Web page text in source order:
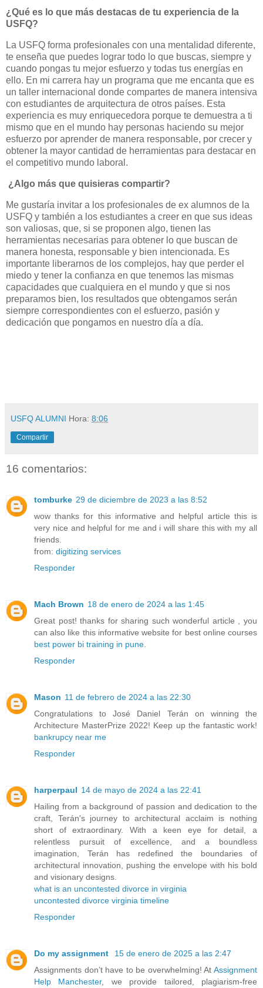
¿Qué es lo que más destacas de tu experiencia de la
USFQ?
La USFQ forma profesionales con una mentalidad diferente,
te enseña que puedes lograr todo lo que buscas, siempre y
cuando pongas tu mejor esfuerzo y todas tus energías en
ello. En mi carrera hay un programa que me encanta que es
un taller internacional donde compartes de manera intensiva
con estudiantes de arquitectura de otros países. Esta
experiencia es muy enriquecedora porque te demuestra a ti
mismo que en el mundo hay personas haciendo su mejor
esfuerzo por aprender de manera responsable, por crecer y
obtener la mayor cantidad de herramientas para destacar en
el competitivo mundo laboral.
¿Algo más que quisieras compartir?
Me gustaría invitar a los profesionales de ex alumnos de la
USFQ y también a los estudiantes a creer en que sus ideas
son valiosas, que, si se proponen algo, tienen las
herramientas necesarias para obtener lo que buscan de
manera honesta, responsable y bien intencionada. Es
importante liberarnos de los complejos, hay que perder el
miedo y tener la confianza en que tenemos las mismas
capacidades que cualquiera en el mundo y que si nos
preparamos bien, los resultados que obtengamos serán
siempre correspondientes con el esfuerzo, pasión y
dedicación que pongamos en nuestro día a día.
USFQ ALUMNI Hora: 8:06
Compartir
16 comentarios:
tomburke 29 de diciembre de 2023 a las 8:52
wow thanks for this informative and helpful article this is
very nice and helpful for me and i will share this with my all
friends.
from: digitizing services
Responder
Mach Brown 18 de enero de 2024 a las 1:45
Great post! thanks for sharing such wonderful article , you
can also like this informative website for best online courses
best power bi training in pune
Responder
Mason 11 de febrero de 2024 a las 22:30
Congratulations to José Daniel Terán on winning the
Architecture MasterPrize 2022! Keep up the fantastic work!
bankrupcy near me
Responder
harperpaul 14 de mayo de 2024 a las 22:41
Hailing from a background of passion and dedication to the
craft, Terán's journey to architectural acclaim is nothing
short of extraordinary. With a keen eye for detail, a
relentless pursuit of excellence, and a boundless
imagination, Terán has redefined the boundaries of
architectural innovation, pushing the envelope with his bold
and visionary designs.
what is an uncontested divorce in virginia
uncontested divorce virginia timeline
Responder
Do my assignment
15 de enero de 2025 a las 2:47
Assignments don’t have to be overwhelming! At Assignment
Help Manchester, we provide tailored, plagiarism-free